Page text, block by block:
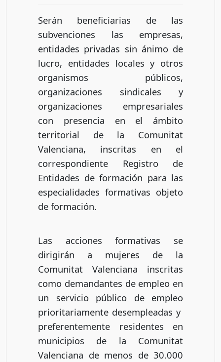
Serán beneficiarias de las
subvenciones las empresas,
entidades privadas sin ánimo de
lucro, entidades locales y otros
organismos públicos,
organizaciones sindicales y
organizaciones empresariales
con presencia en el ámbito
territorial de la Comunitat
Valenciana, inscritas en el
correspondiente Registro de
Entidades de formación para las
especialidades formativas objeto
de formación.
Las acciones formativas se
dirigirán a mujeres de la
Comunitat Valenciana inscritas
como demandantes de empleo en
un servicio público de empleo
prioritariamente desempleadas y
preferentemente residentes en
municipios de la Comunitat
Valenciana de menos de 30.000